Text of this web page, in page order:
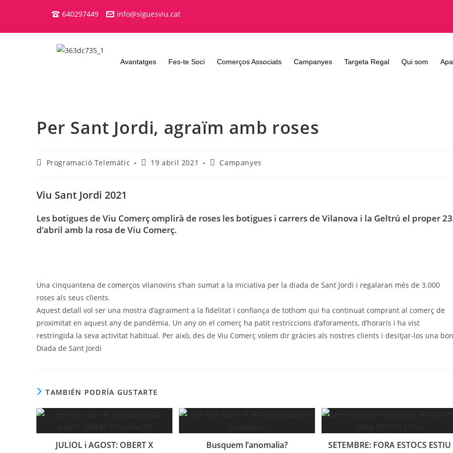
640297449 info@siguesviu.cat
Avantatges Fes-te Soci Comerços Associats Campanyes Targeta Regal Qui som
Per Sant Jordi, agraïm amb roses
Programació Telemàtic 19 abril 2021 Campanyes
Viu Sant Jordi 2021
Les botigues de Viu Comerç omplirà de roses les botigues i carrers de Vilanova i la Geltrú el proper 23
d’abril amb la rosa de Viu Comerç.
Una cinquantena de comerços vilanovins s’han sumat a la iniciativa per la diada de Sant Jordi i regalaran més de 3.000
roses als seus clients.
Aquest detall vol ser una mostra d’agraïment a la fidelitat i confiança de tothom qui ha continuat comprant al comerç de
proximitat en aquest any de pandèmia. Un any on el comerç ha patit restriccions d’aforaments, d’horaris i ha vist
restringida la seva activitat habitual. Per això, des de Viu Comerç volem dir gràcies als nostres clients i desitjar-los una
Diada de Sant Jordi
TAMBIÉN PODRÍA GUSTARTE
JULIOL i AGOST: OBERT X
Busquem l’anomalia? SETEMBRE: FORA ESTOCS ESTIU